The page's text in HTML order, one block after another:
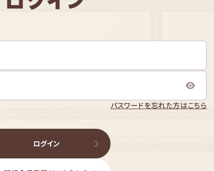
パスワードを忘れた方はこちら
ログイン